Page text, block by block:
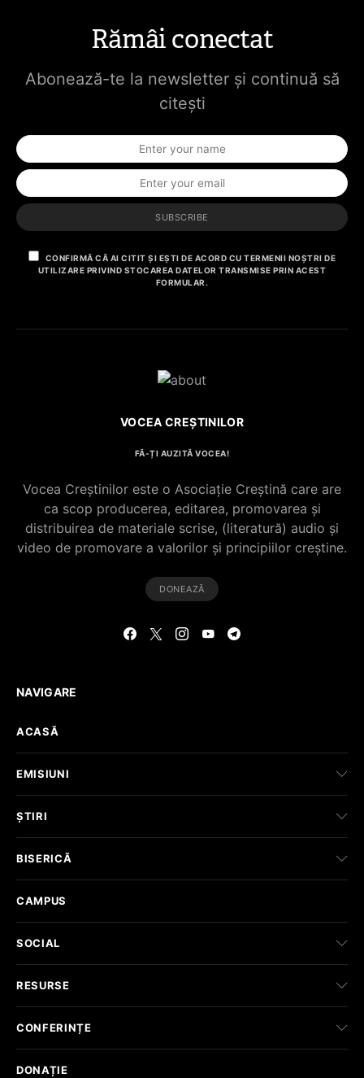
Rămâi conectat
Abonează-te la newsletter și continuă să
citești
SUBSCRIBE
CONFIRMĂ CĂ AI CITIT ȘI EȘTI DE ACORD CU TERMENII NOȘTRI DE
UTILIZARE PRIVIND STOCAREA DATELOR TRANSMISE PRIN ACEST
FORMULAR.
VOCEA CREȘTINILOR
FĂ-ȚI AUZITĂ VOCEA!
Vocea Creștinilor este o Asociație Creștină care are
ca scop producerea, editarea, promovarea și
distribuirea de materiale scrise, (literatură) audio și
video de promovare a valorilor și principiilor creștine.
DONEAZĂ
NAVIGARE
ACASĂ
EMISIUNI
ȘTIRI
BISERICĂ
CAMPUS
SOCIAL
RESURSE
CONFERINȚE
DONAȚIE